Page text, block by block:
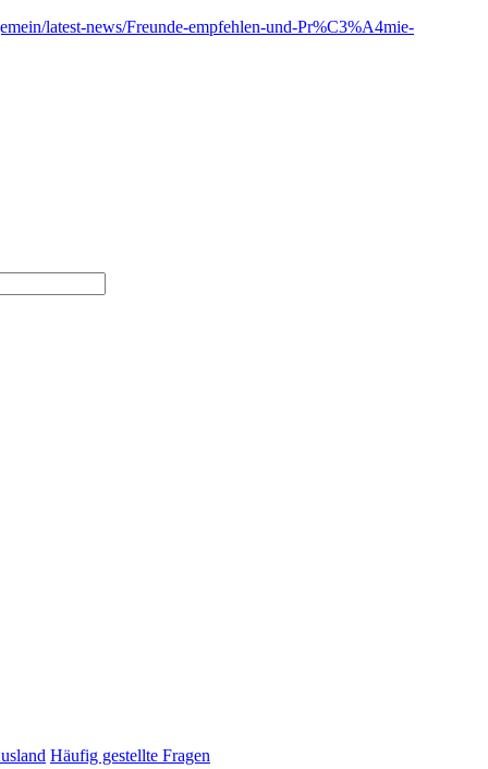
latest-news/Freunde-empfehlen-und-Pr%C3%A4mie-
Häufig gestellte Fragen